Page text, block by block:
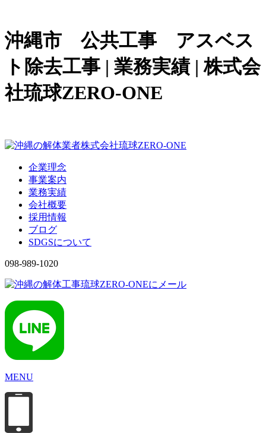
沖縄市 公共工事 アスベス
ト除去工事 | 業務実績 | 株式会
社琉球ZERO-ONE
企業理念
事業案内
業務実績
会社概要
採用情報
ブログ
SDGSについて
098-989-1020
MENU